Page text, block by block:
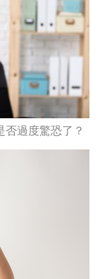
否過度驚恐了？